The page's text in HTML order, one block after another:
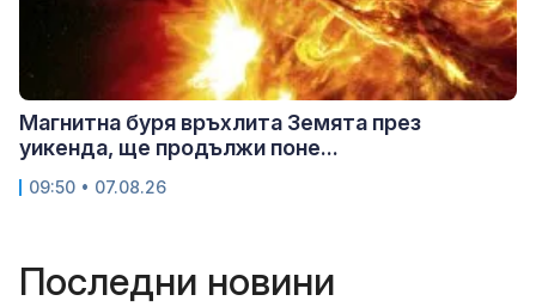
Магнитна буря връхлита Земята през
уикенда, ще продължи поне...
09:50 • 07.08.26
Последни новини